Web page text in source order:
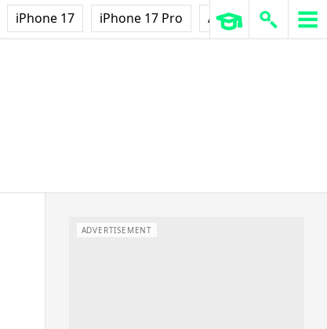
iPhone 17 iPhone 17 Pro AirPods Pro 3
ADVERTISEMENT